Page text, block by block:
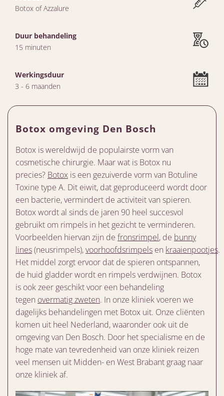
Botox of Azzalure
Duur behandeling
15 minuten
Werkingsduur
3 - 6 maanden
Botox omgeving Den Bosch
Botox is wereldwijd de populairste vorm van
cosmetische chirurgie. Maar wat is Botox nu
precies? Botox is een gezuiverde vorm van Botuline
Toxine type A. Dit eiwit, dat geproduceerd wordt door
een bacterie, vermindert de activiteit van spieren.
Botox wordt al sinds de jaren 90 heel succesvol
gebruikt om rimpels in het gezicht te verminderen.
Voorbeelden hiervan zijn de fronsrimpel, de bunny
lines(neusrimpels),voorhoofdsrimpels en kraaienpootjes.
Het middel zorgt ervoor dat de spieren ontspannen,
de huid gladder wordt en rimpels verdwijnen. Botox
is ook zeer geschikt voor een behandeling
tegen overmatig zweten. In onze kliniek voeren we
dagelijks behandelingen met Botox uit. Onze cliënten
komen uit heel Nederland, waaronder ook uit de
omgeving van Den Bosch. Door het specialisme en de
hoge mate van tevredenheid van onze kliniek reizen
veel mensen uit Midden- en West Brabant graag naar
onze kliniek af.